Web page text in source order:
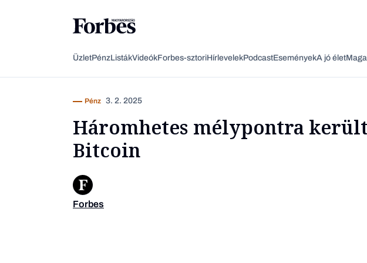
ÜzletPénzListákVideókForbes-sztoriHírlevelekPodcastEseményekA jó élet
Pénz 3. 2. 2025
Háromhetes mélypontra
Bitcoin
Forbes